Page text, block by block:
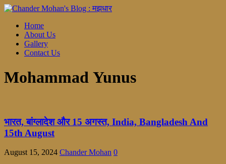
Home
About Us
Gallery
Contact Us
Mohammad Yunus
भारत, बांग्लादेश और 15 अगस्त, India, Bangladesh And
15th August
August 15, 2024 Chander Mohan 0